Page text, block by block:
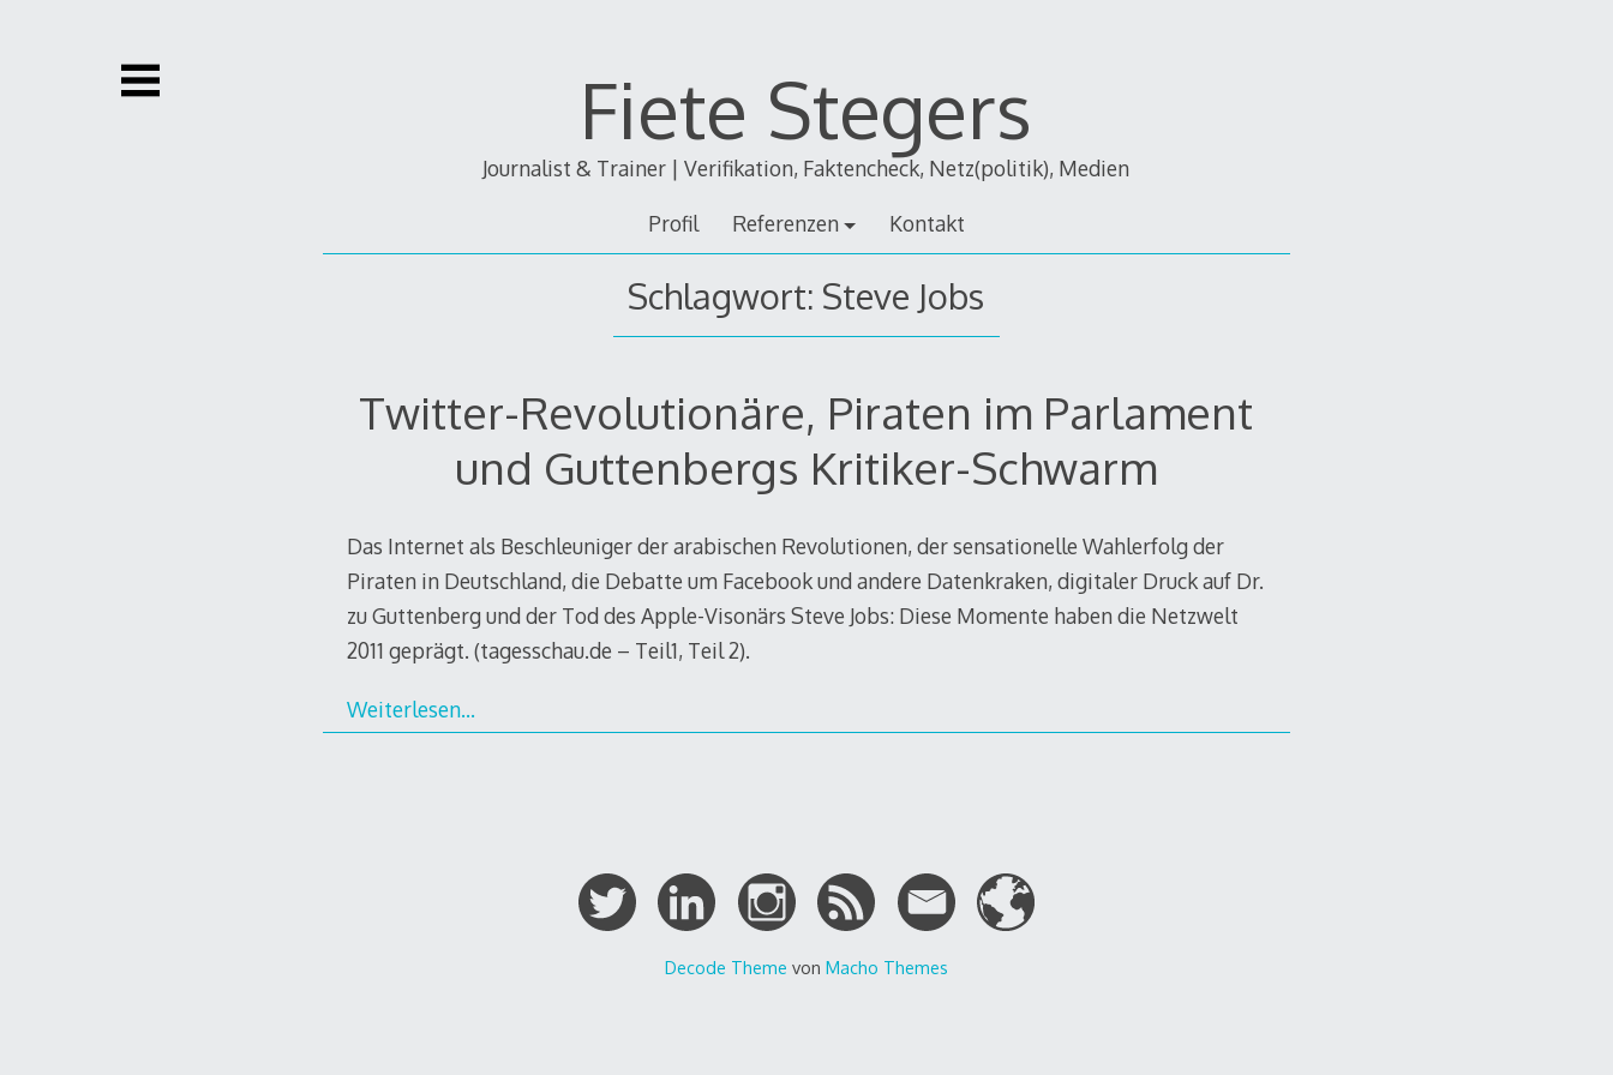
Fiete Stegers
Journalist & Trainer | Verifikation, Faktencheck, Netz(politik), Medien
Profil Referenzen Kontakt
Schlagwort: Steve Jobs
Twitter-Revolutionäre, Piraten im Parlament
und Guttenbergs Kritiker-Schwarm
Das Internet als Beschleuniger der arabischen Revolutionen, der sensationelle Wahlerfolg der
Piraten in Deutschland, die Debatte um Facebook und andere Datenkraken, digitaler Druck auf Dr.
zu Guttenberg und der Tod des Apple-Visonärs Steve Jobs: Diese Momente haben die Netzwelt
2011 geprägt. (tagesschau.de – Teil1, Teil 2).
Weiterlesen…
Decode Theme von Macho Themes